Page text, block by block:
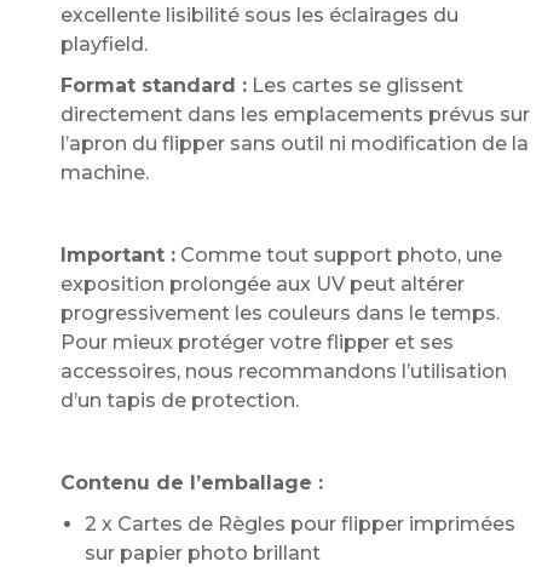
excellente lisibilité sous les éclairages du
playfield.
Format standard : Les cartes se glissent
directement dans les emplacements prévus sur
l’apron du flipper sans outil ni modification de la
machine.
Important : Comme tout support photo, une
exposition prolongée aux UV peut altérer
progressivement les couleurs dans le temps.
Pour mieux protéger votre flipper et ses
accessoires, nous recommandons l’utilisation
d’un tapis de protection.
Contenu de l’emballage :
2 x Cartes de Règles pour flipper imprimées
sur papier photo brillant